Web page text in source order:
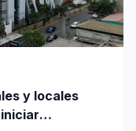
y locales